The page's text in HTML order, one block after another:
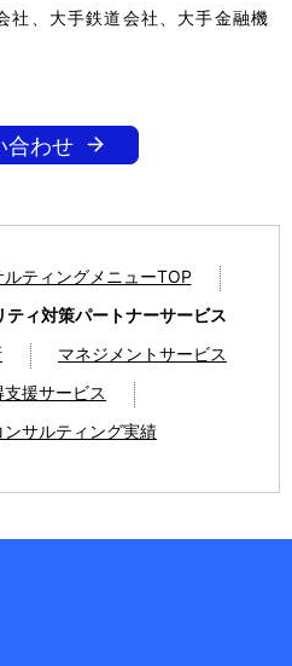
社、大手鉄道会社、大手金融機
合わせ
ティングメニューTOP
ィ対策パートナーサービス
マネジメントサービス
援サービス
サルティング実績